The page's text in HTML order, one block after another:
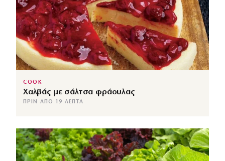
COOK
Χαλβάς με σάλτσα φράουλας
ΠΡΙΝ ΑΠΌ 19 ΛΕΠΤΆ